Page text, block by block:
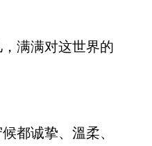
满满对这世界的
都诚挚、溫柔、